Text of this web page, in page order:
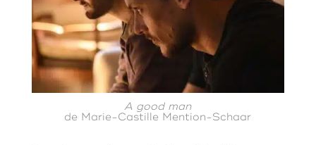
A good man
de Marie-Castille Mention-Schaar